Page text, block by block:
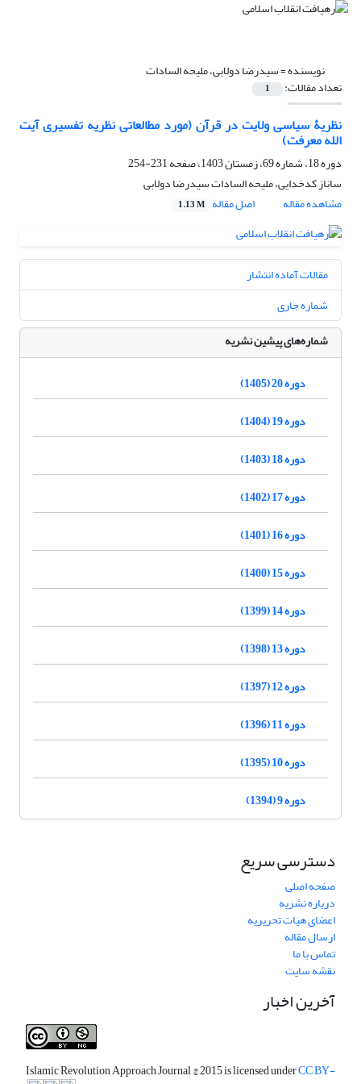
نویسنده =سیدرضا دولابی، ملیحه السادات
تعداد مقالات: 1
نظریۀ سیاسی ولایت در قرآن (مورد مطالعاتی نظریه تفسیری آیت
الله معرفت)
دوره 18، شماره 69، زمستان 1403، صفحه
231-254
ساناز کدخدایی، ملیحه السادات سیدرضا دولابی
مشاهده مقاله
اصل مقاله 1.13 M
مقالات آماده انتشار
شماره جاری
شماره‌های پیشین نشریه
دوره 20 (1405)
دوره 19 (1404)
دوره 18 (1403)
دوره 17 (1402)
دوره 16 (1401)
دوره 15 (1400)
دوره 14 (1399)
دوره 13 (1398)
دوره 12 (1397)
دوره 11 (1396)
دوره 10 (1395)
دوره 9 (1394)
دسترسی سریع
صفحه اصلی
درباره نشریه
اعضای هیات تحریریه
ارسال مقاله
تماس با ما
نقشه سایت
آخرین اخبار
Islamic Revolution Approach Journal© 2015 is licensed underCC BY-